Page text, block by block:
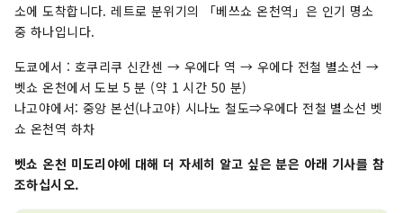
소에 도착합니다. 레트로 분위기의 「베쓰쇼 온천역」은 인기 명소
중 하나입니다.
도쿄에서 : 호쿠리쿠 신칸센 → 우에다 역 → 우에다 전철 별소선 →
벳쇼 온천에서 도보 5 분 (약 1 시간 50 분)
나고야에서: 중앙 본선(나고야) 시나노 철도⇒우에다 전철 별소선 벳
쇼 온천역 하차
벳쇼 온천 미도리야에 대해 더 자세히 알고 싶은 분은 아래 기사를 참
조하십시오.